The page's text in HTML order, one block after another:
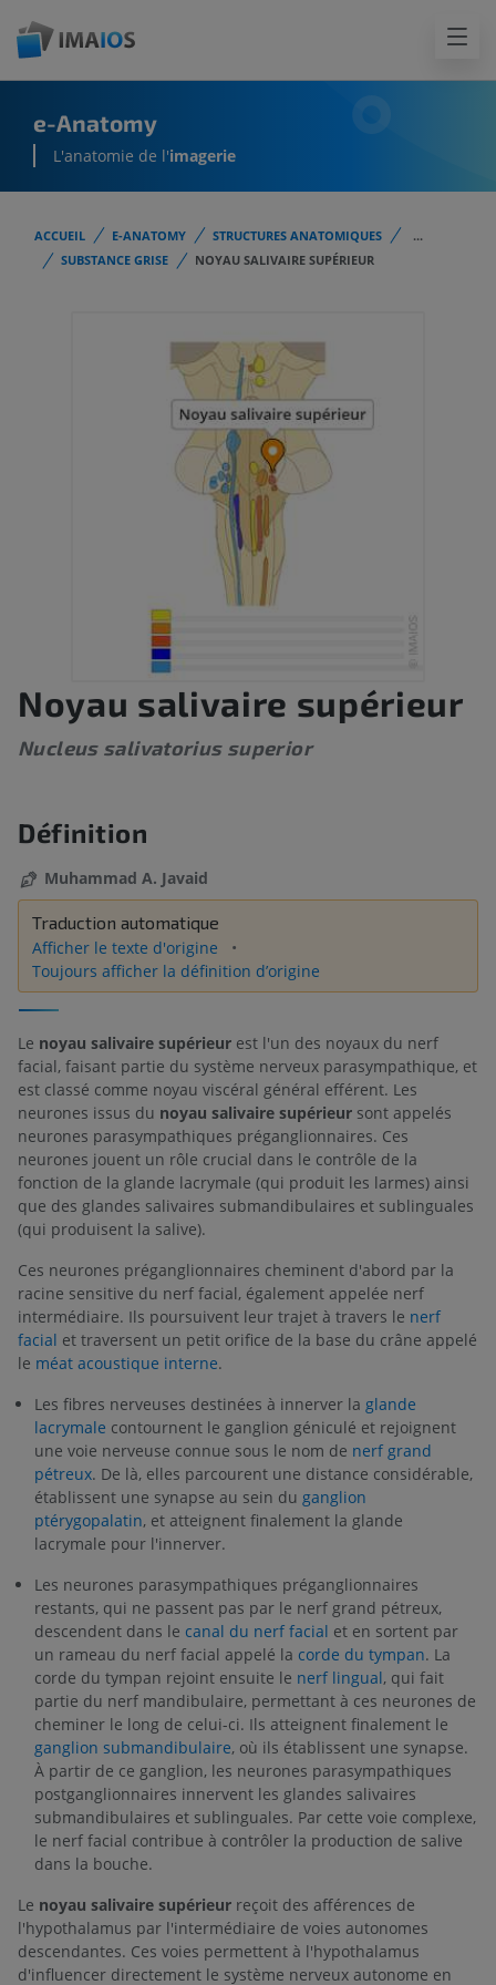
e-Anatomy
L'anatomie de l'imagerie
ACCUEIL E-ANATOMY STRUCTURES ANATOMIQUES
...
SUBSTANCE GRISE
NOYAU SALIVAIRE SUPÉRIEUR
Noyau salivaire supérieur
Nucleus salivatorius superior
Définition
Muhammad A. Javaid
Traduction automatique
Afficher le texte d'origine
Toujours afficher la définition d’origine
Le noyau salivaire supérieur est l'un des noyaux du nerf
facial, faisant partie du système nerveux parasympathique, et
est classé comme noyau viscéral général efférent. Les
neurones issus du noyau salivaire supérieur sont appelés
neurones parasympathiques préganglionnaires. Ces
neurones jouent un rôle crucial dans le contrôle de la
fonction de la glande lacrymale (qui produit les larmes) ainsi
que des glandes salivaires submandibulaires et sublinguales
(qui produisent la salive).
Ces neurones préganglionnaires cheminent d'abord par la
racine sensitive du nerf facial, également appelée nerf
intermédiaire. Ils poursuivent leur trajet à travers le nerf
facial et traversent un petit orifice de la base du crâne appelé
le méat acoustique interne.
Les fibres nerveuses destinées à innerver la glande
lacrymale contournent le ganglion géniculé et rejoignent
une voie nerveuse connue sous le nom de nerf grand
pétreux. De là, elles parcourent une distance considérable,
établissent une synapse au sein du ganglion
ptérygopalatin, et atteignent finalement la glande
lacrymale pour l'innerver.
Les neurones parasympathiques préganglionnaires
restants, qui ne passent pas par le nerf grand pétreux,
descendent dans le canal du nerf facial et en sortent par
un rameau du nerf facial appelé la corde du tympan. La
corde du tympan rejoint ensuite le nerf lingual, qui fait
partie du nerf mandibulaire, permettant à ces neurones de
cheminer le long de celui-ci. Ils atteignent finalement le
ganglion submandibulaire, où ils établissent une synapse.
À partir de ce ganglion, les neurones parasympathiques
postganglionnaires innervent les glandes salivaires
submandibulaires et sublinguales. Par cette voie complexe,
le nerf facial contribue à contrôler la production de salive
dans la bouche.
Le noyau salivaire supérieur reçoit des afférences de
l'hypothalamus par l'intermédiaire de voies autonomes
descendantes. Ces voies permettent à l'hypothalamus
d'influencer directement le système nerveux autonome en